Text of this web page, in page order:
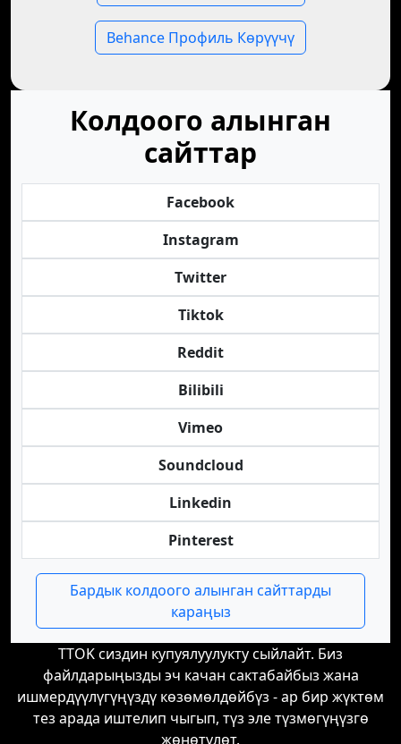
Behance Профиль Көрүүчү
Колдоого алынган
сайттар
Facebook
Instagram
Twitter
Tiktok
Reddit
Bilibili
Vimeo
Soundcloud
Linkedin
Pinterest
Бардык колдоого алынган сайттарды
караңыз
TTOK сиздин купуялуулукту сыйлайт. Биз
файлдарыңызды эч качан сактабайбыз жана
ишмердүүлүгүңүздү көзөмөлдөйбүз - ар бир жүктөм
тез арада иштелип чыгып, түз эле түзмөгүңүзгө
жөнөтүлөт.